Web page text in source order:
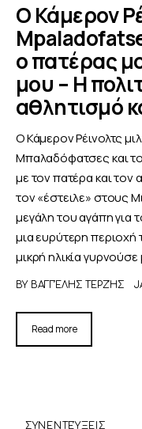
MEET
Ο Κάμερον
ο πατέρας
μου – Η
αθλητισμό
Ο Κάμερον Ρέινολτς
Μπαλαδόφατσες και
με τον πατέρα και
τον «έστειλε» στους
μεγάλη του αγάπη για
μια ευρύτερη
μικρή ηλικία γυρνούσε
BY ΒΑΓΓΈΛΗΣ ΤΕΡΖΉΣ
Read more
ΣΥΝΕΝΤΕΎΞΕΙΣ